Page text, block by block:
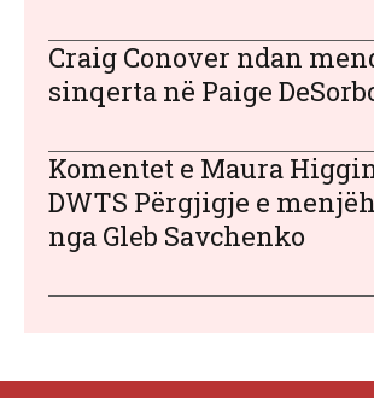
Craig Conover ndan
sinqerta në Paige
Komentet e Maura
DWTS Përgjigje e
nga Gleb Savchenko